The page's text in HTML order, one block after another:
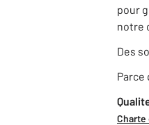
pour
notre
Des
Parce
Charte